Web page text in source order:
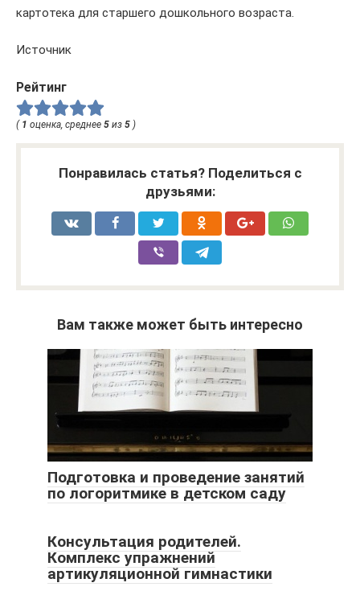
картотека для старшего дошкольного возраста.
Источник
Рейтинг
( 1 оценка, среднее 5 из 5 )
Понравилась статья? Поделиться с
друзьями:
Вам также может быть интересно
Подготовка и проведение занятий
по логоритмике в детском саду
Консультация родителей.
Комплекс упражнений
артикуляционной гимнастики